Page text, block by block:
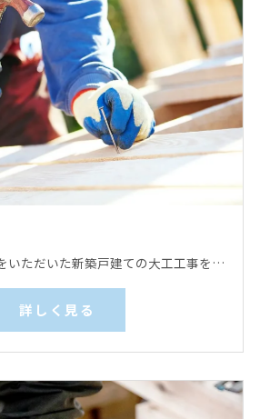
メーカー様から依頼をいただいた新築戸建ての大工工事をお願いします。 床下地組み、天井下地組みと下地板張り、内部壁下地組み、フローリングなどの床材施工、壁下地板張りなどを行っていただきます。
詳しく見る